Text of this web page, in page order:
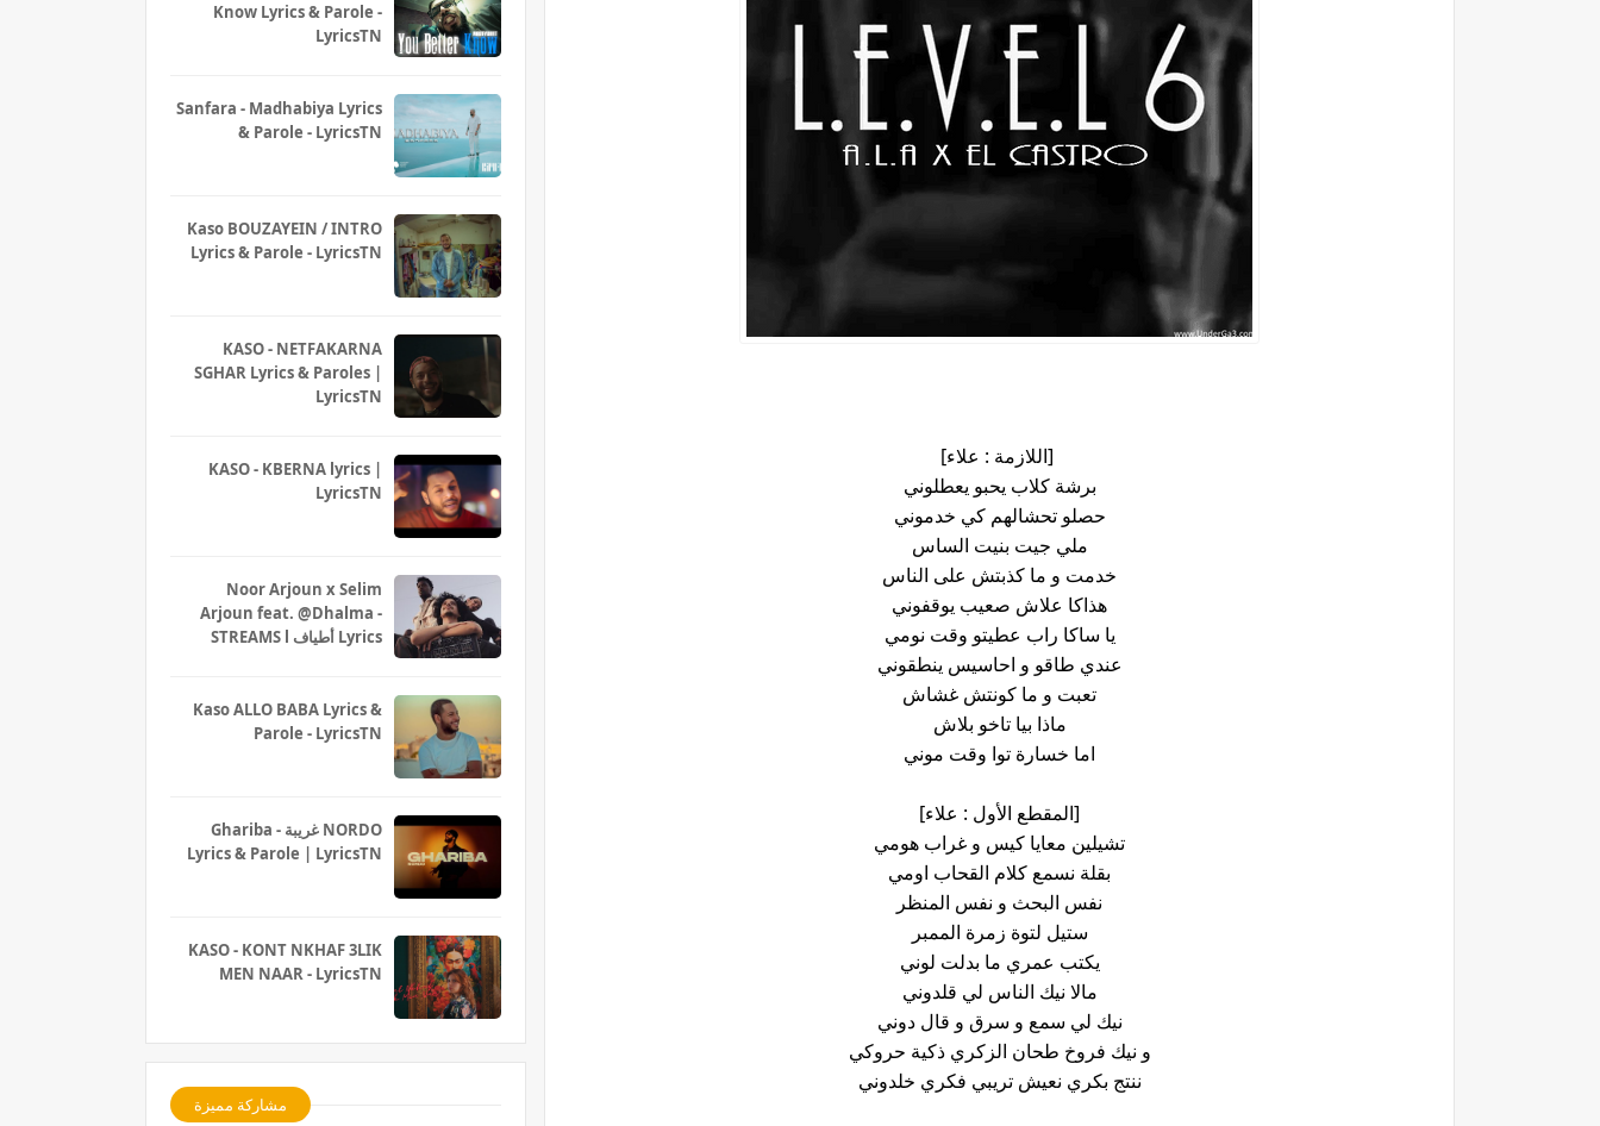
[اللازمة : علاء]
برشة كلاب يحبو يعطلوني
حصلو تحشالهم كي خدموني
ملي جيت بنيت الساس
خدمت و ما كذبتش على الناس
هذاكا علاش صعيب يوقفوني
يا ساكا راب عطيتو وقت نومي
عندي طاقو و احاسيس ينطقوني
تعبت و ما كونتش غشاش
ماذا بيا تاخو بلاش
اما خسارة توا وقت موني
[المقطع الأول : علاء]
تشيلين معايا كيس و غراب هومي
بقلة نسمع كلام القحاب اومي
نفس البحث و نفس المنظر
ستيل لتوة زمرة الممبر
يكتب عمري ما بدلت لوني
مالا نيك الناس لي قلدوني
نيك لي سمع و سرق و قال دوني
و نيك فروخ طحان الزكري ذكية حروكي
ننتج بكري نعيش تريبي فكري خلدوني
Know Lyrics & Parole -
LyricsTN
Sanfara - Madhabiya Lyrics
& Parole - LyricsTN
Kaso BOUZAYEIN / INTRO
Lyrics & Parole - LyricsTN
KASO - NETFAKARNA
SGHAR Lyrics & Paroles |
LyricsTN
KASO - KBERNA lyrics |
LyricsTN
Noor Arjoun x Selim
Arjoun feat. @Dhalma -
STREAMS l أطياف Lyrics
Kaso ALLO BABA Lyrics &
Parole - LyricsTN
Ghariba - غريبة NORDO
Lyrics & Parole | LyricsTN
KASO - KONT NKHAF 3LIK
MEN NAAR - LyricsTN
مشاركة مميزة